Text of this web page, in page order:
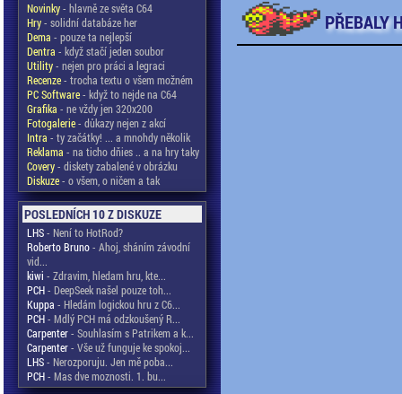
Novinky- hlavně ze světa C64
Hry- solidní databáze her
Dema - pouze ta nejlepší
Dentra - když stačí jeden soubor
Utility- nejen pro práci a legraci
Recenze- trocha textu o všem možném
PC Software- když to nejde na C64
Grafika - ne vždy jen 320x200
Fotogalerie- důkazy nejen z akcí
Intra - ty začátky! ... a mnohdy několik
Reklama - na ticho dňies .. a na hry taky
Covery- diskety zabalené v obrázku
Diskuze- o všem, o ničem a tak
POSLEDNÍCH 10 Z DISKUZE
LHS- Není to HotRod?
Roberto Bruno- Ahoj, sháním závodní
vid...
kiwi - Zdravim, hledam hru, kte...
PCH- DeepSeek našel pouze toh...
Kuppa - Hledám logickou hru z C6...
PCH- Mdlý PCH má odzkoušený R...
Carpenter- Souhlasím s Patrikem a k...
Carpenter- Vše už funguje ke spokoj...
LHS- Nerozporuju. Jen mě poba...
PCH- Mas dve moznosti. 1. bu...
PŘEBALY